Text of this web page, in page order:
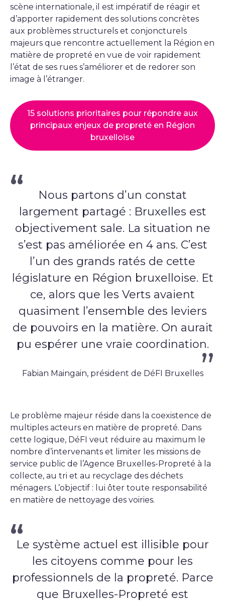
scène internationale, il est impératif de réagir et
d’apporter rapidement des solutions concrètes
aux problèmes structurels et conjoncturels
majeurs que rencontre actuellement la Région en
matière de propreté en vue de voir rapidement
l’état de ses rues s’améliorer et de redorer son
image à l’étranger.
15 solutions prioritaires pour répondre aux
principaux enjeux de propreté en Région
bruxelloise
Nous partons d’un constat
largement partagé : Bruxelles est
objectivement sale. La situation ne
s’est pas améliorée en 4 ans. C’est
l’un des grands ratés de cette
législature en Région bruxelloise. Et
ce, alors que les Verts avaient
quasiment l’ensemble des leviers
de pouvoirs en la matière. On aurait
pu espérer une vraie coordination.
Fabian Maingain, président de DéFI Bruxelles
Le problème majeur réside dans la coexistence de
multiples acteurs en matière de propreté. Dans
cette logique, DéFI veut réduire au maximum le
nombre d’intervenants et limiter les missions de
service public de l’Agence Bruxelles-Propreté à la
collecte, au tri et au recyclage des déchets
ménagers. L’objectif : lui ôter toute responsabilité
en matière de nettoyage des voiries.
Le système actuel est illisible pour
les citoyens comme pour les
professionnels de la propreté. Parce
que Bruxelles-Propreté est